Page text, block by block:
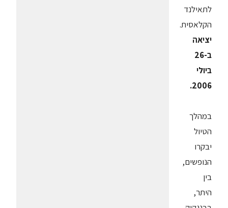
לתאילנד
הקלאסית.
יציאה
ב-26
ביולי
2006.
במהלך
הטיול
יבקרו
הנופשים,
בין
היתר,